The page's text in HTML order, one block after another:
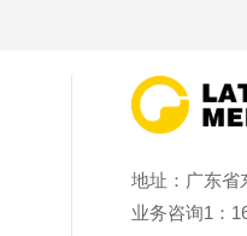
地址：广东省
业务咨询1：